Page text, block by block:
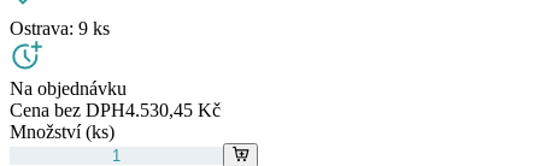
Ostrava: 9 ks
Na objednávku
Cena bez DPH4.530,45 Kč
Množství (ks)